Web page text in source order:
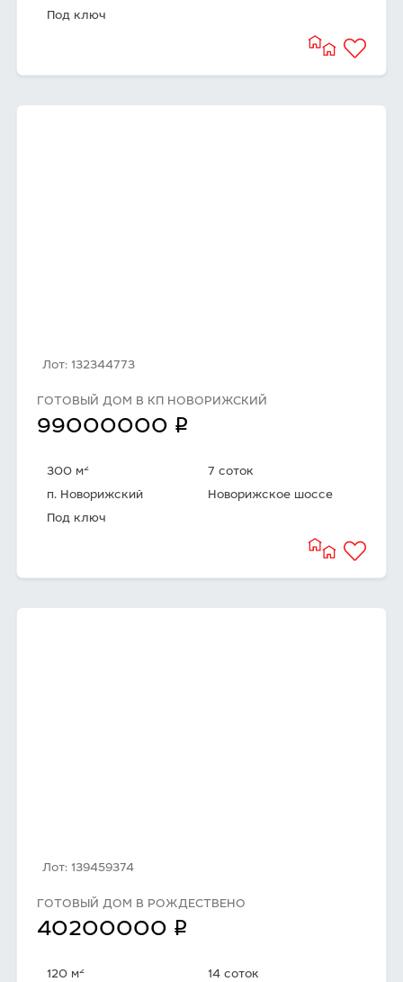
Под ключ
Лот: 132344773
ГОТОВЫЙ ДОМ В КП НОВОРИЖСКИЙ
99000000 q
300 м2
7 соток
п. Новорижский
Новорижское шоссе
Под ключ
Лот: 139459374
ГОТОВЫЙ ДОМ В РОЖДЕСТВЕНО
40200000 q
120 м2
14 соток